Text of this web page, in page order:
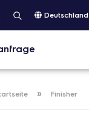
Suche...
Deutschland
» Finisher